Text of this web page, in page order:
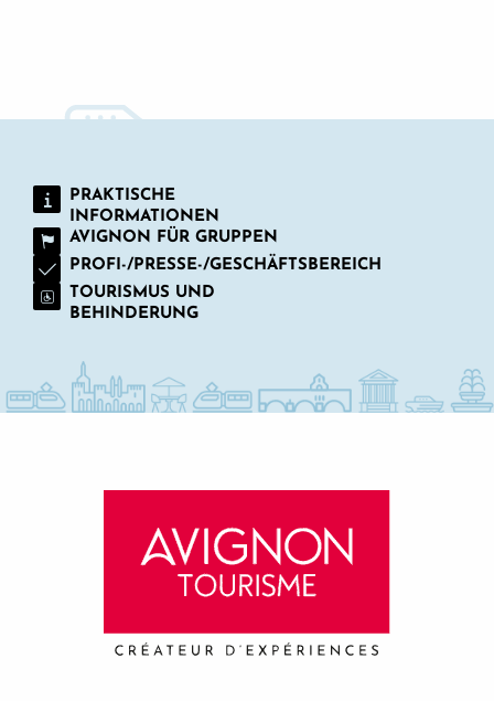
PRAKTISCHE
INFORMATIONEN
AVIGNON FÜR GRUPPEN
PROFI-/PRESSE-/GESCHÄFTSBEREICH
TOURISMUS UND
BEHINDERUNG